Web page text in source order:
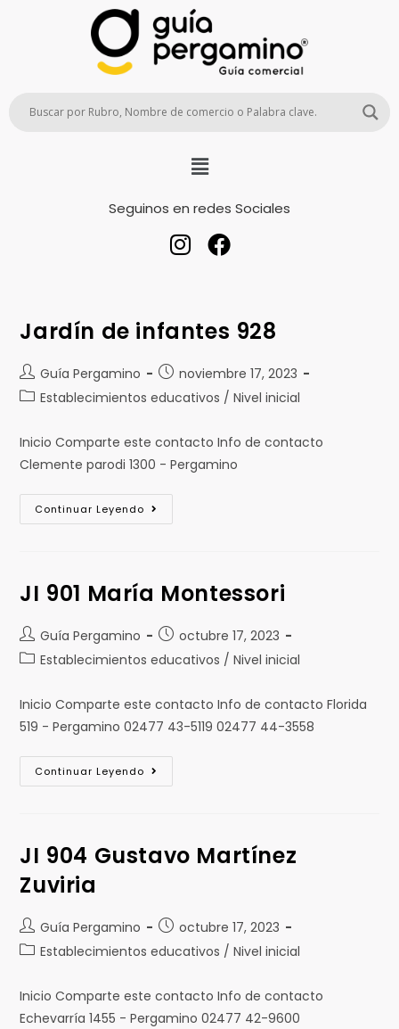
Seguinos en redes Sociales
Jardín de infantes 928
Guía Pergamino
noviembre 17, 2023
Establecimientos educativos / Nivel inicial
Inicio Comparte este contacto Info de contacto
Clemente parodi 1300 - Pergamino
Continuar Leyendo
JI 901 María Montessori
Guía Pergamino
octubre 17, 2023
Establecimientos educativos / Nivel inicial
Inicio Comparte este contacto Info de contacto Florida
519 - Pergamino 02477 43-5119 02477 44-3558
Continuar Leyendo
JI 904 Gustavo Martínez
Zuviria
Guía Pergamino
octubre 17, 2023
Establecimientos educativos / Nivel inicial
Inicio Comparte este contacto Info de contacto
Echevarría 1455 - Pergamino 02477 42-9600